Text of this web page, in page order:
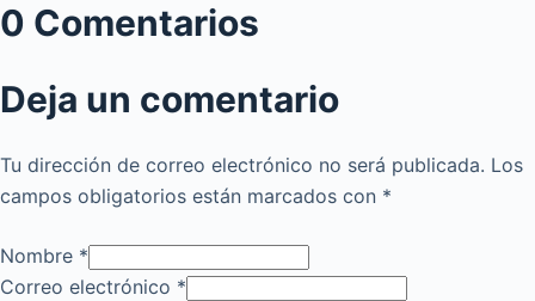
0 Comentarios
Deja un comentario
Tu dirección de correo electrónico no será publicada. Los
campos obligatorios están marcados con *
Nombre *
Correo electrónico *